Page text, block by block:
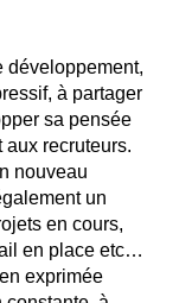
développement,
à partager
sa pensée
recruteurs.
nouveau
un
en cours,
en place etc…
exprimée